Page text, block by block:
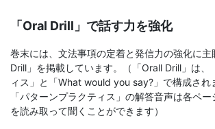
向
け
書
籍、
「Oral Drill」で話す力を強化
巻末には、文法事項の定着と発信力の強化に
Drill」を掲載しています。（「Orall Drill」は、
ィス」と「What would you say?」で構成され
「パターンプラクティス」の解答音声は各ペ
を読み取って聞くことができます）